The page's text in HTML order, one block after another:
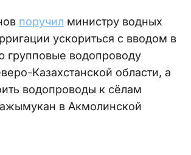
поручил министру водных
ускориться с вводом в
групповые водопроводу
Казахстанской области, а
водопроводы к сёлам
в Акмолинской